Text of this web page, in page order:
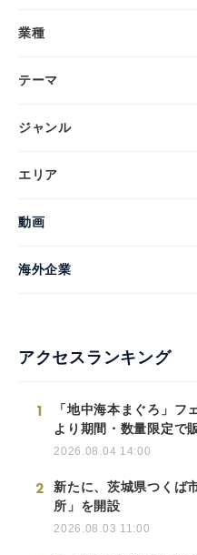
業種
テーマ
ジャンル
エリア
動画
海外企業
アクセスランキング
1
「地中海本まぐろ」フ
より期間・数量限定で
2026.08.04 14:00
2
新たに、茨城県つくば
所」を開設
2026.08.03 11:00